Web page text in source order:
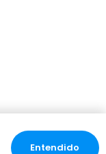
Entendido